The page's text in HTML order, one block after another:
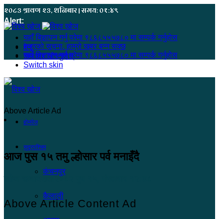
२०८३ श्रावण २३, शनिबार | समय: ०१:४९
Alert:
यहाँ बिज्ञापन गर्नु परेमा ९८६८५५५७८० मा सम्पर्क गर्नुहोस
हजुरको सूचना, हाम्रो खबर बन्न सक्छ
यहाँ बिज्ञापन गर्नु परेमा ९८६८५५५७८० मा सम्पर्क गर्नुहोस
मेनू
समाचार खोज्नुहोस्
Switch skin
होमपेज
सुदूरपश्चिम
कंचनपुर
कैलाली
Above Article Ad
आज पुस १५ तमु ल्होसार पर्व मनाइँदै
२०८२ पुष १५, मंगलवार १२:४८
Above Article Content Ad